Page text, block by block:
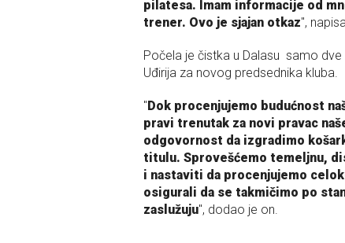
pilatesa. Imam informacije od
trener. Ovo je sjajan otkaz",
Počela je čistka u Dalasu samo
Uđirija za novog predsednika kluba.
"Dok procenjujemo budućnost
pravi trenutak za novi pravac
odgovornost da izgradimo
titulu. Sprovešćemo temeljnu,
i nastaviti da procenjujemo
osigurali da se takmičimo po
zaslužuju", dodao je on.